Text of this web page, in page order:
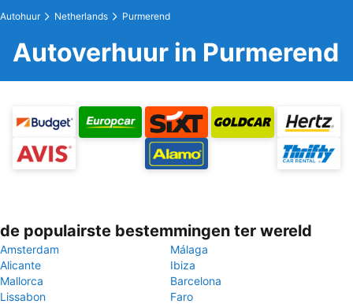
Autohuur Netherlands Purmerend
Autoverhuur in Purmerend
de populairste bestemmingen ter wereld
Amsterdam
Málaga
Alicante
Ibiza
Mallorca
Barcelona
Lissabon
Faro